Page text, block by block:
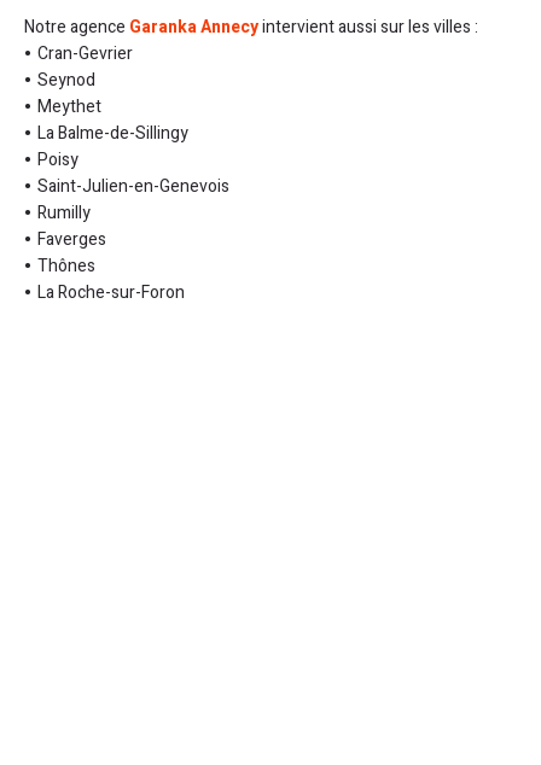
Notre agence Garanka Annecyintervient aussi sur les villes :
Cran-Gevrier
Seynod
Meythet
La Balme-de-Sillingy
Poisy
Saint-Julien-en-Genevois
Rumilly
Faverges
Thônes
La Roche-sur-Foron